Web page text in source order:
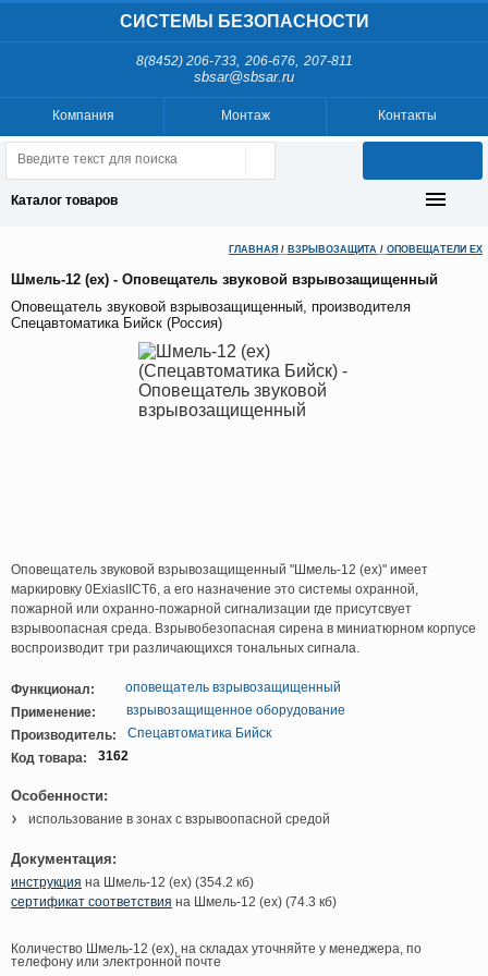
СИСТЕМЫ БЕЗОПАСНОСТИ
8(8452) 206-733, 206-676, 207-811
sbsar@sbsar.ru
Контакты
Монтаж
Компания
Каталог товаров
ГЛАВНАЯ / ВЗРЫВОЗАЩИТА / ОПОВЕЩАТЕЛИ EX
Шмель-12 (ex) - Оповещатель звуковой взрывозащищенный
Оповещатель звуковой взрывозащищенный, производителя
Спецавтоматика Бийск (Россия)
Оповещатель звуковой взрывозащищенный "Шмель-12 (ex)" имеет
маркировку 0ExiasIICT6, а его назначение это системы охранной,
пожарной или охранно-пожарной сигнализации где присутсвует
взрывоопасная среда. Взрывобезопасная сирена в миниатюрном корпусе
воспроизводит три различающихся тональных сигнала.
Функционал:
оповещатель взрывозащищенный
Применение:
взрывозащищенное оборудование
Производитель:
Спецавтоматика Бийск
Код товара:
3162
Особенности:
использование в зонах с взрывоопасной средой
Документация:
инструкция на Шмель-12 (ex) (354.2 кб)
сертификат соответствия на Шмель-12 (ex) (74.3 кб)
Количество Шмель-12 (ex), на складах уточняйте у менеджера, по
телефону или электронной почте